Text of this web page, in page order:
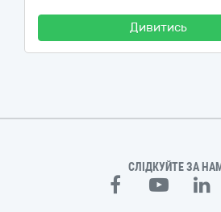
Дивитись
СЛІДКУЙТЕ ЗА